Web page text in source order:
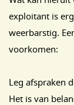
exploitant is
weerbarstig.
voorkomen:
Leg afspraken
Het is van